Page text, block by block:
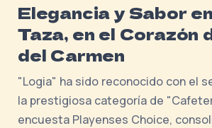
Elegancia y Sabor
Taza, en el Corazón
del Carmen
"Logia" ha sido reconocido con el
la prestigiosa categoría de
encuesta Playenses Choice,